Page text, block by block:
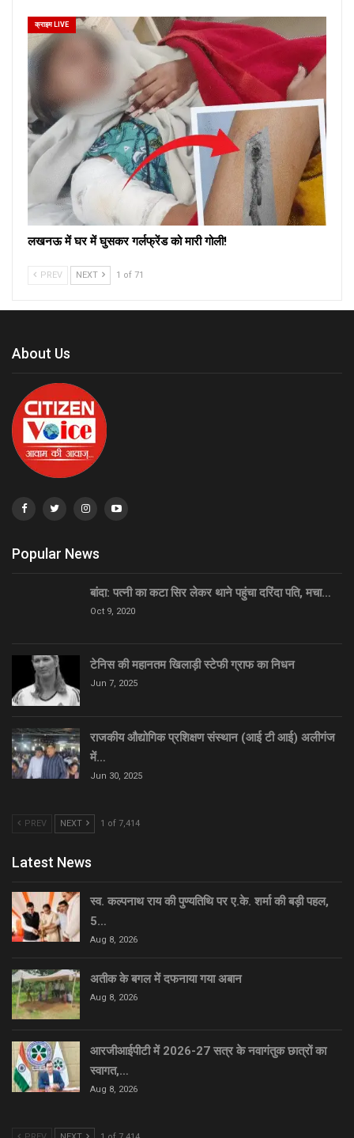
क्राइम LIVE
लखनऊ में घर में घुसकर गर्लफ्रेंड को मारी गोली!
PREV NEXT 1 of 71
About Us
Popular News
बांदा: पत्नी का कटा सिर लेकर थाने पहुंचा दरिंदा पति, मचा…
Oct 9, 2020
टेनिस की महानतम खिलाड़ी स्टेफी ग्राफ का निधन
Jun 7, 2025
राजकीय औद्योगिक प्रशिक्षण संस्थान (आई टी आई) अलीगंज
में…
Jun 30, 2025
PREV NEXT 1 of 7,414
Latest News
स्व. कल्पनाथ राय की पुण्यतिथि पर ए.के. शर्मा की बड़ी पहल,
5…
Aug 8, 2026
अतीक के बगल में दफनाया गया अबान
Aug 8, 2026
आरजीआईपीटी में 2026-27 सत्र के नवागंतुक छात्रों का
स्वागत,…
Aug 8, 2026